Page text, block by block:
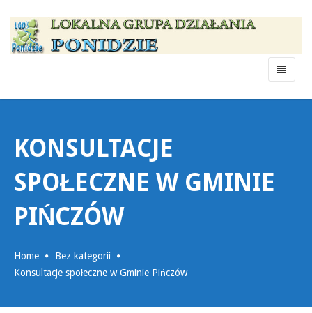
Menu
KONSULTACJE
SPOŁECZNE W GMINIE
PIŃCZÓW
Home
Bez kategorii
Konsultacje społeczne w Gminie Pińczów